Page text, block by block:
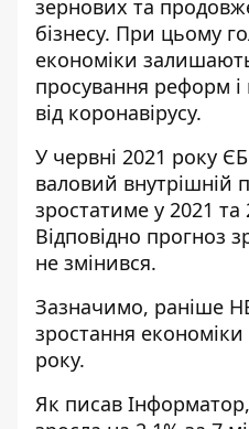
зернових та
бізнесу. При цьому
економіки
просування реформ і
від коронавірусу.
У червні 2021 року
валовий внутрішній
зростатиме у 2021 та
Відповідно прогноз
не змінився.
Зазначимо, раніше
зростання
року.
Як писав Інформатор